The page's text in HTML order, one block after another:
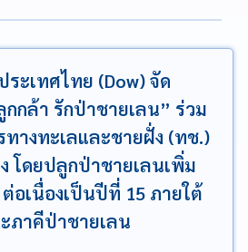
ะเทศไทย (Dow) จัด
กล้า รักป่าชายเลน” ร่วม
างทะเลและชายฝั่ง (ทช.)
โดยปลูกป่าชายเลนเพิ่ม
ต่อเนื่องเป็นปีที่ 15 ภายใต้
ภาคีป่าชายเลน